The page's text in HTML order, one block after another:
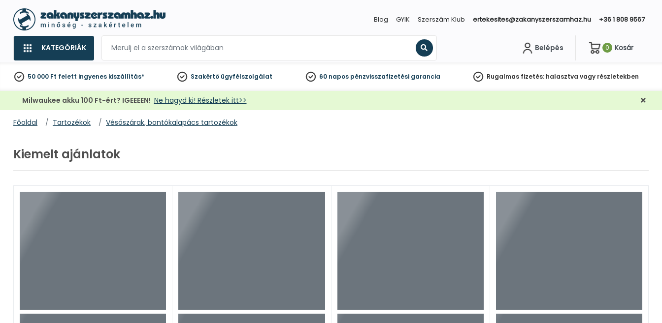
Blog GYIK Szerszám Klub ertekesites@zakanyszerszamhaz.hu +36 1 808 9567
KATEGÓRIÁK
Keresés
Belépés 0 Kosár
50 000 Ft felett ingyenes kiszállítás* Szakértő ügyfélszolgálat 60 napos pénzvisszafizetési garancia Rugalmas fizetés: halasztva vagy részletekben
Milwaukee akku 100 Ft-ért? IGEEEEN! Ne hagyd ki! Részletek itt>>
Főoldal Tartozékok Vésőszárak, bontókalapács tartozékok
Kiemelt ajánlatok